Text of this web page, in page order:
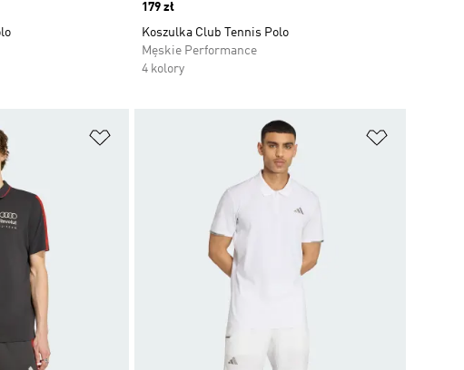
Price
179 zł
Koszulka Club Tennis Polo
Męskie Performance
4 kolory